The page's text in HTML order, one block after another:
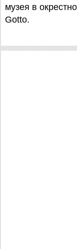
музея в
Gotto.